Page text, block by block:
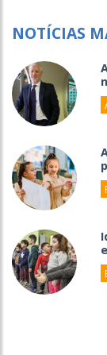
NOTÍCIAS